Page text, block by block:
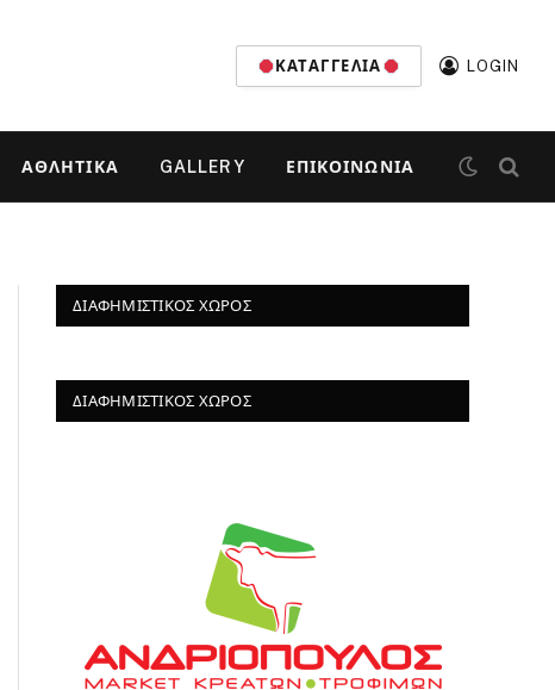
ΚΑΤΑΓΓΕΛΊΑ LOGIN
ΑΘΛΗΤΙΚΆ GALLERY ΕΠΙΚΟΙΝΩΝΊΑ
ΔΙΑΦΗΜΙΣΤΙΚΌΣ ΧΏΡΟΣ
ΔΙΑΦΗΜΙΣΤΙΚΌΣ ΧΏΡΟΣ